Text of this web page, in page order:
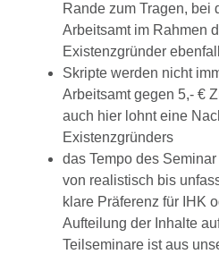
Rande zum Tragen, bei
Arbeitsamt im Rahmen
Existenzgründer
Skripte werden nicht
Arbeitsamt gegen 5,- €
auch hier lohnt eine
Existenzgründers
das Tempo des
von realistisch bis
klare Präferenz für IHK
Aufteilung der Inhalte
Teilseminare ist aus